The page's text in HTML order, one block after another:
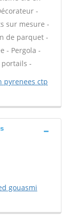
-
sur mesure -
de parquet -
- Pergola -
-
pyrenees ctp
gouasmi